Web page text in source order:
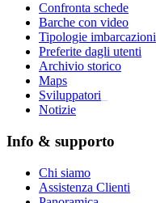
Confronta schede
Barche con video
Tipologie imbarcazioni
Preferite dagli utenti
Archivio storico
Maps
Sviluppatori
Notizie
Info & supporto
Chi siamo
Assistenza Clienti